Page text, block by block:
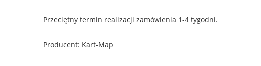
Przeciętny termin realizacji zamówienia 1-4 tygodni.
Producent: Kart-Map